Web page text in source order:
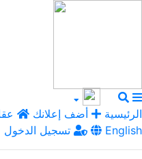
الرئيسية أضف إعلانك
تسجيل الدخول
English